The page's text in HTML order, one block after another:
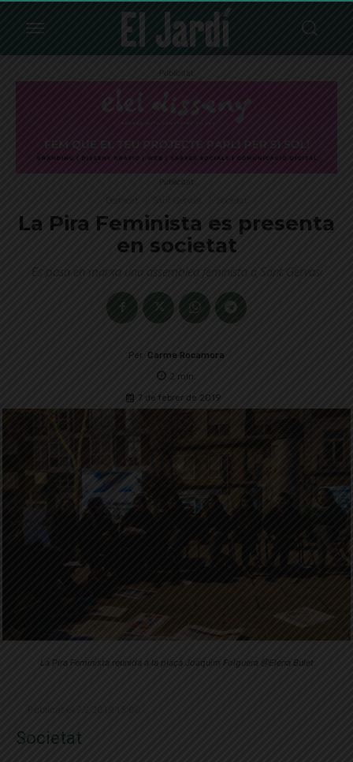
Publicitat
Publicitat
La Pira Feminista es presenta
en societat
Es posa en marxa una assemblea feminista a Sant Gervasi
Per Carme Rocamora
2 min.
7 de febrer de 2019
La Pira Feminista reunida a la plaça Joaquim Folguera @Elena Bulet
Societat